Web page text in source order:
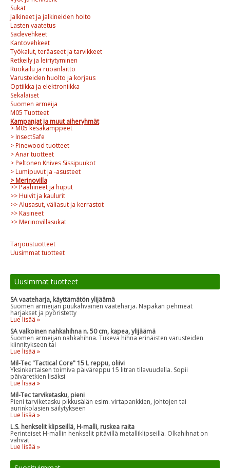
Sukat
Jalkineet ja jalkineiden hoito
Lasten vaatetus
Sadevehkeet
Kantovehkeet
Työkalut, teräaseet ja tarvikkeet
Retkeily ja leiriytyminen
Ruokailu ja ruoanlaitto
Varusteiden huolto ja korjaus
Optiikka ja elektroniikka
Sekalaiset
Suomen armeija
M05 Tuotteet
Kampanjat ja muut aiheryhmät
> M05 kesäkamppeet
> InsectSafe
> Pinewood tuotteet
> Anar tuotteet
> Peltonen Knives Sissipuukot
> Lumipuvut ja -asusteet
> Merinovilla
>> Päähineet ja huput
>> Huivit ja kaulurit
>> Alusasut, väliasut ja kerrastot
>> Käsineet
>> Merinovillasukat
Tarjoustuotteet
Uusimmat tuotteet
Uusimmat tuotteet
SA vaateharja, käyttämätön ylijäämä
Suomen armeijan puukahvainen vaateharja. Napakan pehmeät
harjakset ja pyöristetty
Lue lisää »
SA valkoinen nahkahihna n. 50 cm, kapea, ylijäämä
Suomen armeijan nahkahihna. Tukeva hihna erinäisten varusteiden
kiinnitykseen tai
Lue lisää »
Mil-Tec "Tactical Core" 15 L reppu, oliivi
Yksinkertaisen toimiva päiväreppu 15 litran tilavuudella. Sopii
päiväretkien lisäksi
Lue lisää »
Mil-Tec tarviketasku, pieni
Pieni tarviketasku pikkusälän esim. virtapankkien, johtojen tai
aurinkolasien säilytykseen
Lue lisää »
L.S. henkselit klipseillä, H-malli, ruskea raita
Perinteiset H-mallin henkselit pitävillä metalliklipseillä. Olkahihnat on
vahvat
Lue lisää »